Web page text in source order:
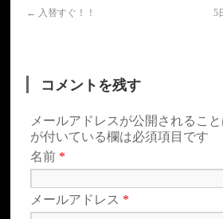
← 入替すぐ！！ 5
コメントを残す
メールアドレスが公開されるこ
が付いている欄は必須項目です
名前 *
メールアドレス *